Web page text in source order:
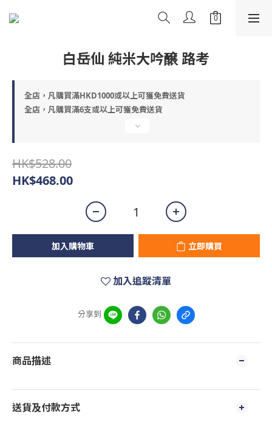
白岳仙 純米大吟醸 路考
全店，凡購買滿HKD1000或以上可獲免費送貨
全店，凡購買滿6支或以上可獲免費送貨
HK$528.00
HK$468.00
加入購物車 立即購買
加入追蹤清單
分享到
商品描述
送貨及付款方式